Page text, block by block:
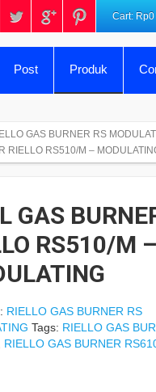
Cart: Rp0
Post Produk
GAS BURNER RS
RIELLO RS510/M –
GAS
RS510/M –
RIELLO GAS BURNER RS
Tags: RIELLO GAS
RIELLO GAS BURNER